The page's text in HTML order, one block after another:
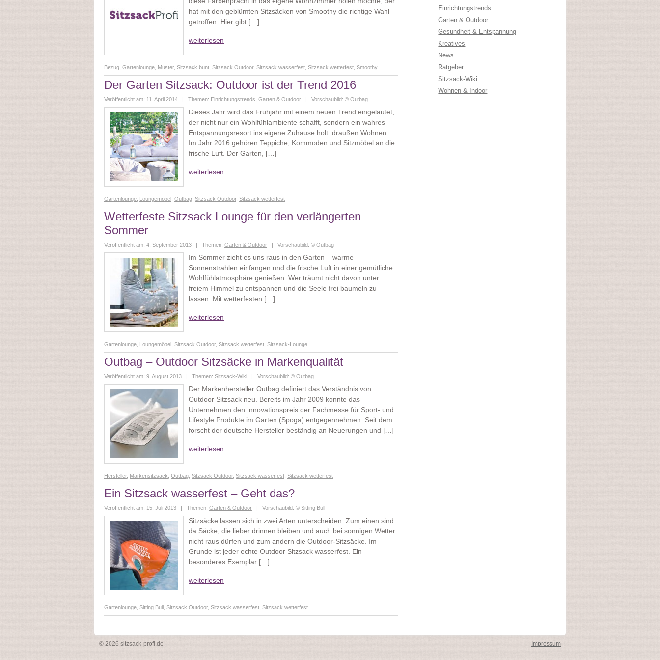
hat mit den geblümten Sitzsäcken von Smoothy die richtige Wahl
getroffen. Hier gibt […]
weiterlesen
Bezug Gartenlounge Muster, Sitzsack bunt Sitzsack Outdoor, Sitzsack wasserfest Sitzsack wetterfest Smoothy
Der Garten Sitzsack: Outdoor ist der Trend 2016
Veröffentlicht am: 11. April 2014 | Themen: Einrichtungstrends Garten & Outdoor | Vorschaubild: © Outbag
Dieses Jahr wird das Frühjahr mit einem neuen Trend eingeläutet,
der nicht nur ein Wohlfühlambiente schafft, sondern ein wahres
Entspannungsresort ins eigene Zuhause holt: draußen Wohnen.
Im Jahr 2016 gehören Teppiche, Kommoden und Sitzmöbel an die
frische Luft. Der Garten, […]
weiterlesen
Gartenlounge Loungemöbel Outbag Sitzsack Outdoor, Sitzsack wetterfest
Wetterfeste Sitzsack Lounge für den verlängerten
Sommer
Veröffentlicht am: 4. September 2013 | Themen: Garten & Outdoor | Vorschaubild: © Outbag
Im Sommer zieht es uns raus in den Garten – warme
Sonnenstrahlen einfangen und die frische Luft in einer gemütliche
Wohlfühlatmosphäre genießen. Wer träumt nicht davon unter
freiem Himmel zu entspannen und die Seele frei baumeln zu
lassen. Mit wetterfesten […]
weiterlesen
Gartenlounge Loungemöbel Sitzsack Outdoor, Sitzsack wetterfest Sitzsack-Lounge
Outbag – Outdoor Sitzsäcke in Markenqualität
Veröffentlicht am: 9. August 2013 | Themen: Sitzsack-Wiki | Vorschaubild: © Outbag
Der Markenhersteller Outbag definiert das Verständnis von
Outdoor Sitzsack neu. Bereits im Jahr 2009 konnte das
Unternehmen den Innovationspreis der Fachmesse für Sport- und
Lifestyle Produkte im Garten (Spoga) entgegennehmen. Seit dem
forscht der deutsche Hersteller beständig an Neuerungen und […]
weiterlesen
Hersteller, Markensitzsack Outbag Sitzsack Outdoor, Sitzsack wasserfest Sitzsack wetterfest
Ein Sitzsack wasserfest – Geht das?
Veröffentlicht am: 15. Juli 2013 | Themen: Garten & Outdoor | Vorschaubild: © Sitting Bull
Sitzsäcke lassen sich in zwei Arten unterscheiden. Zum einen sind
da Säcke, die lieber drinnen bleiben und auch bei sonnigen Wetter
nicht raus dürfen und zum andern die Outdoor-Sitzsäcke. Im
Grunde ist jeder echte Outdoor Sitzsack wasserfest. Ein
besonderes Exemplar […]
weiterlesen
Gartenlounge Sitting Bull Sitzsack Outdoor, Sitzsack wasserfest Sitzsack wetterfest
Einrichtungstrends
Garten & Outdoor
Gesundheit & Entspannung
Kreatives
News
Ratgeber
Sitzsack-Wiki
Wohnen & Indoor
Impressum
© 2026 sitzsack-profi.de